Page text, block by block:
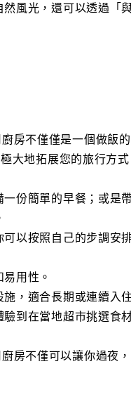
風光，還可以透過「
房不僅僅是一個做飯的
大地拓展您的旅行方式
份簡單的早餐；或是
以按照自己的步調安
用性。
，適合長期或連續入
到在當地超市挑選食
房不僅可以讓你過夜